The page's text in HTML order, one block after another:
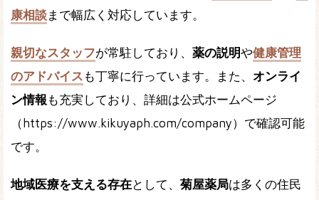
康相談まで幅広く対応しています。
親切なスタッフが常駐しており、 薬の説明や健康管理
のアドバイス も丁寧に行っています。また、 オンライ
ン情報 も充実しており、詳細は公式ホームページ
（https://www.kikuyaph.com/company）で確認可能
です。
地域医療を支える存在として、 菊屋薬局は多くの住民